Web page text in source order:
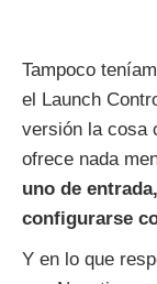
Tampoco
el Launch
versión la cosa
ofrece nada
uno de
configurarse
Y en lo que